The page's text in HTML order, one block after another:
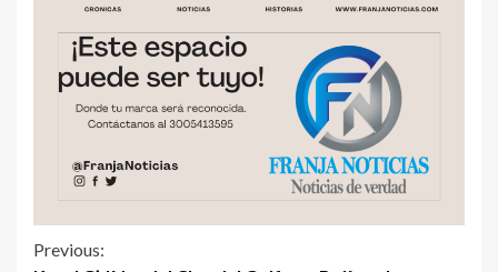
Previous: